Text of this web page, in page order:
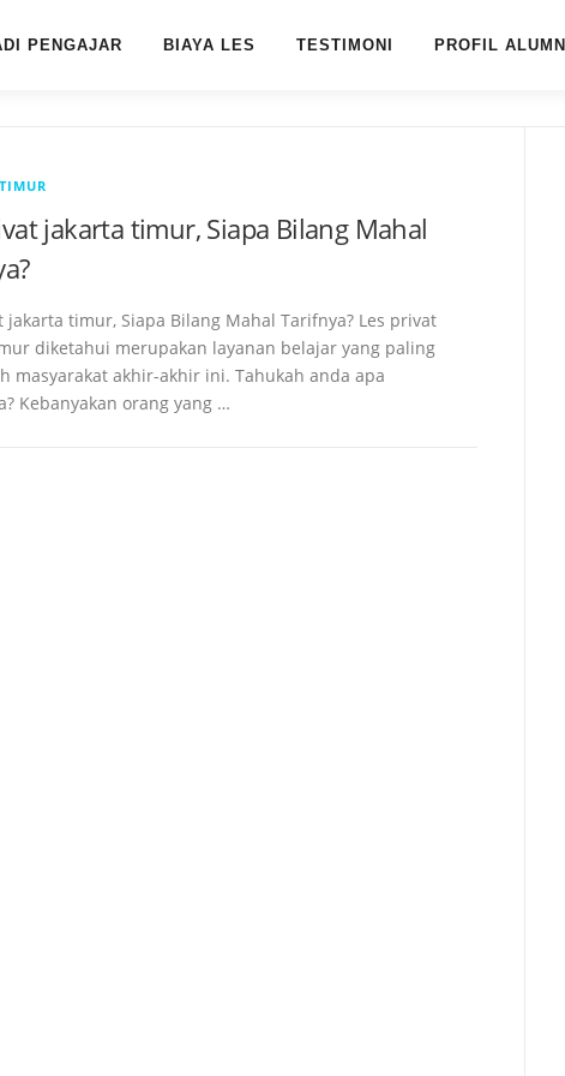
PENGAJAR BIAYA LES TESTIMONI PROFIL ALUMNI
jakarta timur, Siapa Bilang Mahal
jakarta timur, Siapa Bilang Mahal Tarifnya? Les privat
diketahui merupakan layanan belajar yang paling
masyarakat akhir-akhir ini. Tahukah anda apa
Kebanyakan orang yang …